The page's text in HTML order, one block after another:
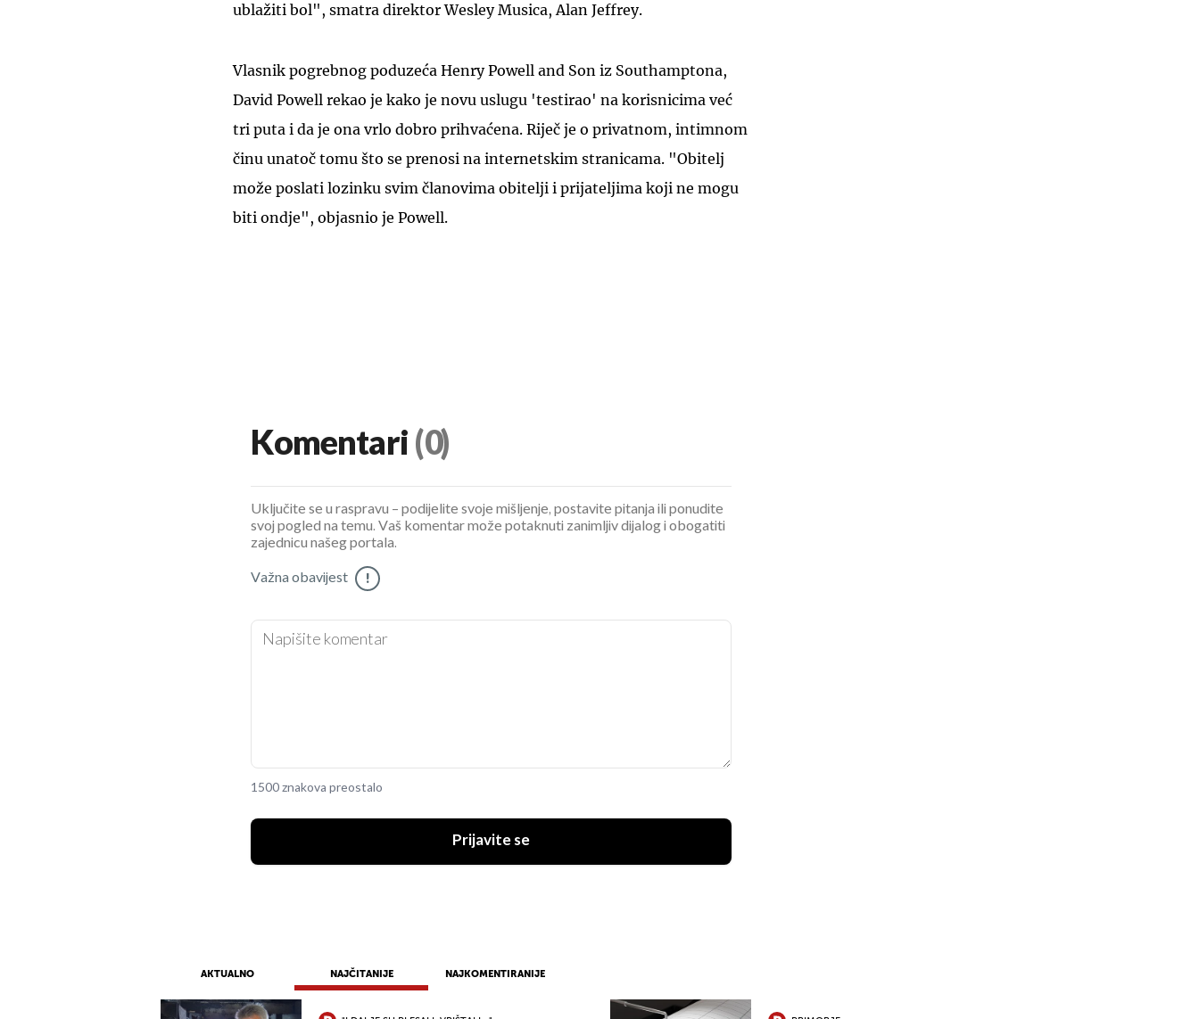
ublažiti bol", smatra direktor Wesley Musica, Alan Jeffrey.
Vlasnik pogrebnog poduzeća Henry Powell and Son iz Southamptona,
David Powell rekao je kako je novu uslugu 'testirao' na korisnicima već
tri puta i da je ona vrlo dobro prihvaćena. Riječ je o privatnom, intimnom
činu unatoč tomu što se prenosi na internetskim stranicama. "Obitelj
može poslati lozinku svim članovima obitelji i prijateljima koji ne mogu
biti ondje", objasnio je Powell.
Komentari (0)
Uključite se u raspravu – podijelite svoje mišljenje, postavite pitanja ili ponudite
svoj pogled na temu. Vaš komentar može potaknuti zanimljiv dijalog i obogatiti
zajednicu našeg portala.
Važna obavijest !
1500 znakova preostalo
Prijavite se
AKTUALNO NAJČITANIJE NAJKOMENTIRANIJE